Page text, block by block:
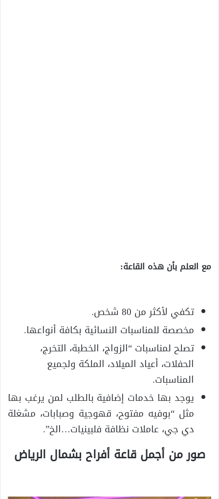
مع العلم بأن هذه القاعة:
تكفي لأكثر من 80 شخص.
مخصصة للمناسبات النسائية بكافة أنواعها.
تصلح لمناسبات “الزواج، الخطبة، التخرج،
الحفلات، أعياد الميلاد، الملكة ولجميع
المناسبات.
يوجد بها خدمات إضافية بالطلب لمن يرغب بها
مثل “بوفيه مفتوح، قهوجية وصبابات، مشغلة
دي جي، عاملات نظافة فلبينيات…الخ”.
صور من أجمل قاعة أفراح بشمال الرياض